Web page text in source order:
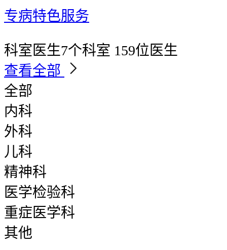
专病特色服务
科室医生7个科室 159位医生
查看全部
全部
内科
外科
儿科
精神科
医学检验科
重症医学科
其他